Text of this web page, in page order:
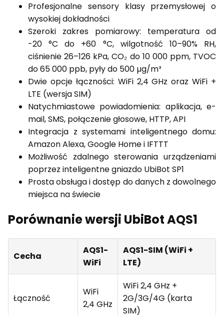
Profesjonalne sensory klasy przemysłowej o
wysokiej dokładności
Szeroki zakres pomiarowy: temperatura od
-20 °C do +60 °C, wilgotność 10–90% RH,
ciśnienie 26–126 kPa, CO₂ do 10 000 ppm, TVOC
do 65 000 ppb, pyły do 500 µg/m³
Dwie opcje łączności: WiFi 2,4 GHz oraz WiFi +
LTE (wersja SIM)
Natychmiastowe powiadomienia: aplikacja, e-
mail, SMS, połączenie głosowe, HTTP, API
Integracja z systemami inteligentnego domu:
Amazon Alexa, Google Home i IFTTT
Możliwość zdalnego sterowania urządzeniami
poprzez inteligentne gniazdo UbiBot SP1
Prosta obsługa i dostęp do danych z dowolnego
miejsca na świecie
Porównanie wersji UbiBot AQS1
Cecha
AQS1-
WiFi
AQS1-SIM (WiFi +
LTE)
Łączność
WiFi
2,4 GHz
WiFi 2,4 GHz +
2G/3G/4G (karta
SIM)